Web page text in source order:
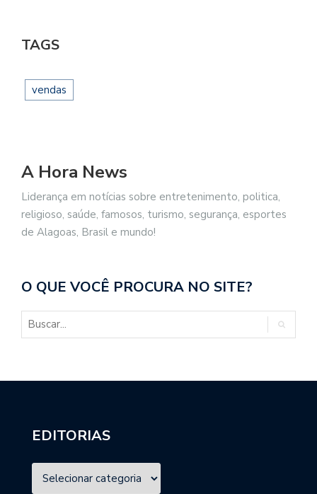
TAGS
vendas
A Hora News
Liderança em notícias sobre entretenimento, politica,
religioso, saúde, famosos, turismo, segurança, esportes
de Alagoas, Brasil e mundo!
O QUE VOCÊ PROCURA NO SITE?
EDITORIAS